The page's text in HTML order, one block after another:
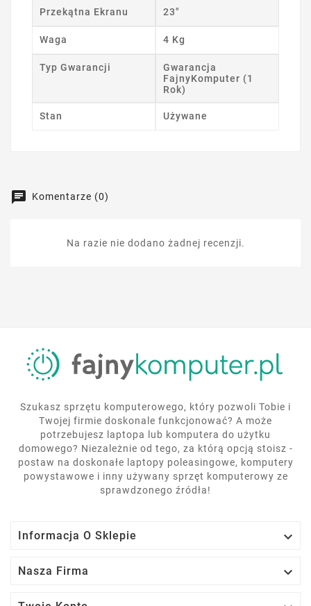
Przekątna Ekranu 23"
Waga 4 Kg
Typ Gwarancji
Gwarancja
FajnyKomputer (1
Rok)
Stan Używane
Komentarze (0)
Na razie nie dodano żadnej recenzji.
Szukasz sprzętu komputerowego, który pozwoli Tobie i
Twojej firmie doskonale funkcjonować? A może
potrzebujesz laptopa lub komputera do użytku
domowego? Niezależnie od tego, za którą opcją stoisz -
postaw na doskonałe laptopy poleasingowe, komputery
powystawowe i inny używany sprzęt komputerowy ze
sprawdzonego źródła!
Informacja O Sklepie 
Nasza Firma 